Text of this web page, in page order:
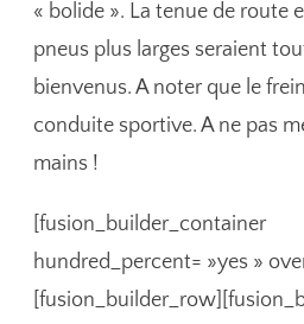
« bolide ». La tenue de route
pneus plus larges seraient
bienvenus. A noter que le
conduite sportive. A ne pas
mains !
[fusion_builder_container
hundred_percent= »yes »